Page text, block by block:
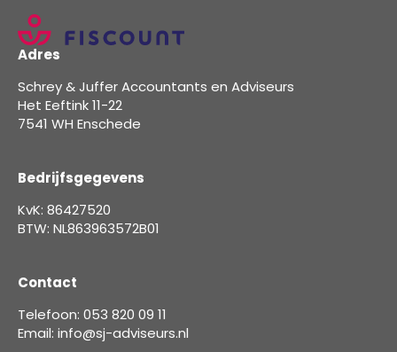
Adres
Schrey & Juffer Accountants en Adviseurs
Het Eeftink 11-22
7541 WH Enschede
Bedrijfsgegevens
KvK: 86427520
BTW: NL863963572B01
Contact
Telefoon: 053 820 09 11
Email: info@sj-adviseurs.nl